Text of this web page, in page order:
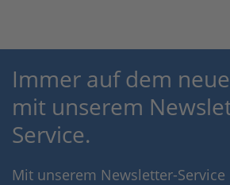
Immer auf dem
mit unserem
Service.
Mit unserem Newsletter-